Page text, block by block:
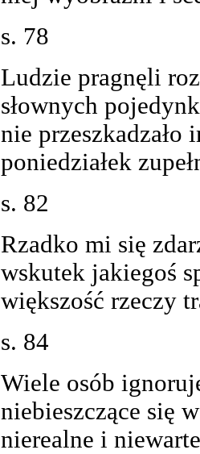
s. 78
Ludzie pragnęli
słownych
nie przeszkadzało
poniedziałek
s. 82
Rzadko mi się
wskutek jakiegoś
większość rzeczy
s. 84
Wiele osób
niebieszczące się
nierealne i